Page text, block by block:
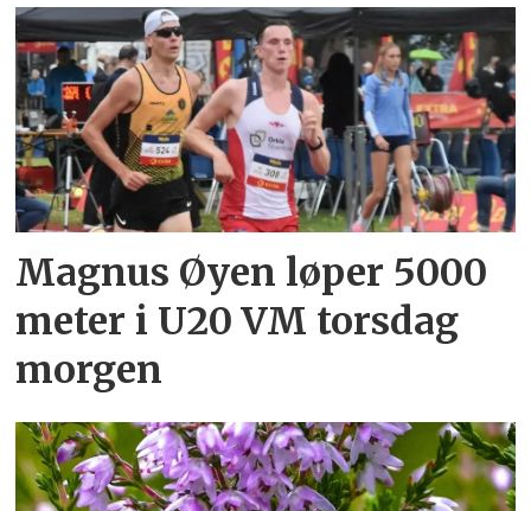
Magnus Øyen løper 5000
meter i U20 VM torsdag
morgen